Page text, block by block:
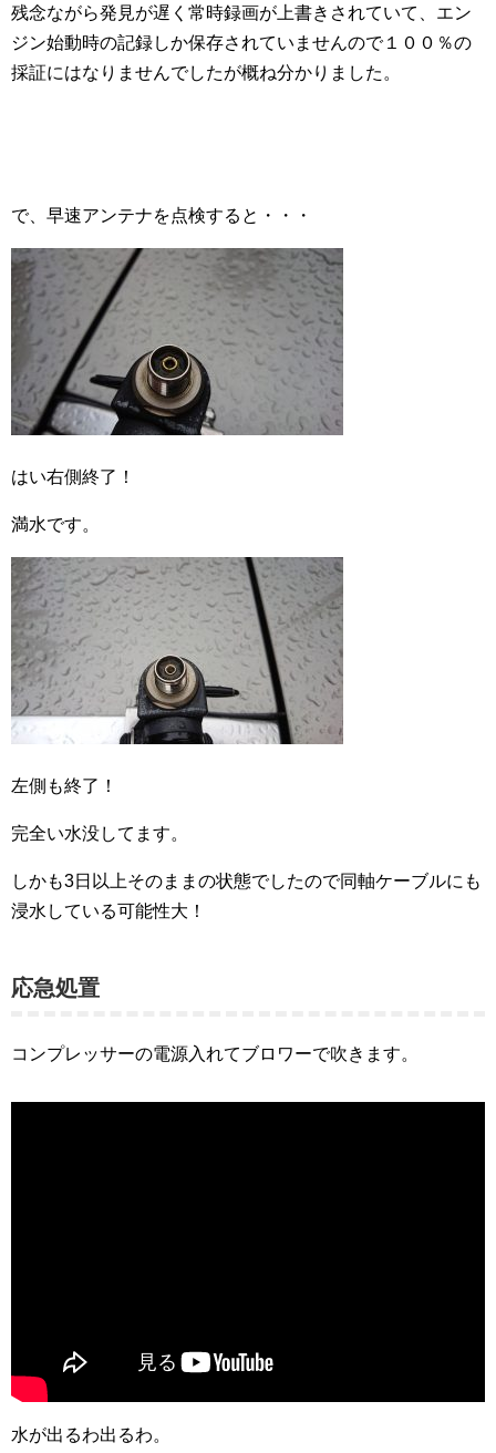
残念ながら発見が遅く常時録画が上書きされていて、エン
ジン始動時の記録しか保存されていませんので１００％の
採証にはなりませんでしたが概ね分かりました。
で、早速アンテナを点検すると・・・
はい右側終了！
満水です。
左側も終了！
完全い水没してます。
しかも3日以上そのままの状態でしたので同軸ケーブルにも
浸水している可能性大！
応急処置
コンプレッサーの電源入れてブロワーで吹きます。
水が出るわ出るわ。